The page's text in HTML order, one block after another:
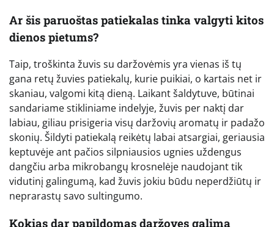
Ar šis paruoštas patiekalas tinka valgyti kitos
dienos pietums?
Taip, troškinta žuvis su daržovėmis yra vienas iš tų
gana retų žuvies patiekalų, kurie puikiai, o kartais net ir
skaniau, valgomi kitą dieną. Laikant šaldytuve, būtinai
sandariame stikliniame indelyje, žuvis per naktį dar
labiau, giliau prisigeria visų daržovių aromatų ir padažo
skonių. Šildyti patiekalą reikėtų labai atsargiai, geriausia
keptuvėje ant pačios silpniausios ugnies uždengus
dangčiu arba mikrobangų krosnelėje naudojant tik
vidutinį galingumą, kad žuvis jokiu būdu neperdžiūtų ir
neprarastų savo sultingumo.
Kokias dar papildomas daržoves galima